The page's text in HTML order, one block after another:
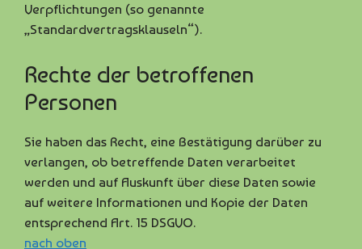
Verpflichtungen (so genannte
„Standardvertragsklauseln“).
Rechte der betroffenen
Personen
Sie haben das Recht, eine Bestätigung darüber zu
verlangen, ob betreffende Daten verarbeitet
werden und auf Auskunft über diese Daten sowie
auf weitere Informationen und Kopie der Daten
entsprechend Art. 15 DSGVO.
nach oben